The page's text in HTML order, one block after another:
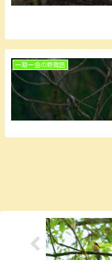
一期一会の野鳥話